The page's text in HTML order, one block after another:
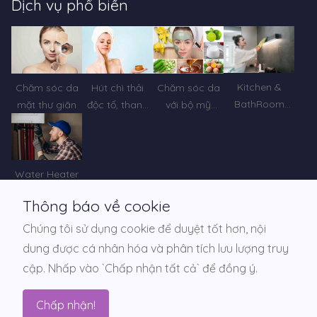
Nhiều ngôn ngữ/RTL. Ứng dụng có thể tùy chỉnh, sẵn
sàng sử dụng này đi kèm với hỗ trợ chủ đề sáng và tối
cũng như thông báo đẩy để tương tác với khách hàng
theo cách tương tác hơn.
Dịch vụ phổ biến
Chăm sóc da
mặt thư giãn
Hút chì thải
độc tố, thanh
Chăm sóc da
với bộ mỹ
Kitchen &
BathRoom
Water Heater
© 2024 All Rights Reserved by IT Vietnam
Terms & ConditionsChính sách bảo mật Trợ giúp
Chính sách hoàn tiền
Thông báo về cookie
Chúng tôi sử dụng cookie để duyệt tốt hơn, nội
dung được cá nhân hóa và phân tích lưu lượng truy
cập. Nhấp vào `Chấp nhận tất cả` để đồng ý.
Chấp nhận!